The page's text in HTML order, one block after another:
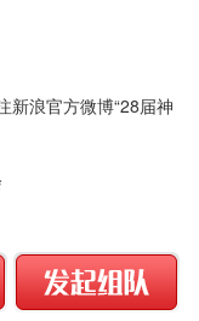
新浪官方微博“28届神